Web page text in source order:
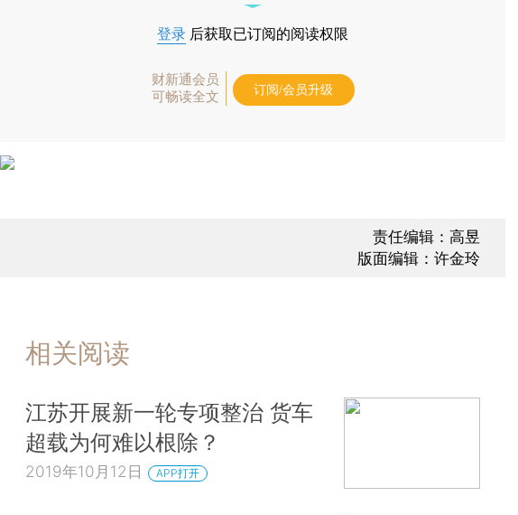
登录 后获取已订阅的阅读权限
财新通会员
可畅读全文
订阅/会员升级
责任编辑：高昱
版面编辑：许金玲
相关阅读
江苏开展新一轮专项整治 货车
超载为何难以根除？
2019年10月12日 APP打开